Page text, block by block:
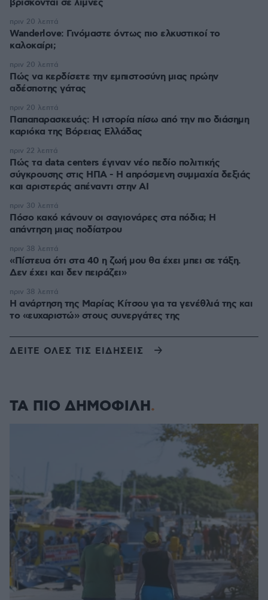
βρίσκονται σε λίμνες
Wanderlove: Γινόμαστε όντως πιο ελκυστικοί το
καλοκαίρι;
πριν 20 λεπτά
Πώς να κερδίσετε την εμπιστοσύνη μιας πρώην
αδέσποτης γάτας
πριν 20 λεπτά
Παπαπαρασκευάς: Η ιστορία πίσω από την πιο διάσημη
καριόκα της Βόρειας Ελλάδας
πριν 20 λεπτά
Πώς τα data centers έγιναν νέο πεδίο πολιτικής
σύγκρουσης στις ΗΠΑ - Η απρόσμενη συμμαχία δεξιάς
και αριστεράς απέναντι στην AI
πριν 22 λεπτά
Πόσο κακό κάνουν οι σαγιονάρες στα πόδια; Η
απάντηση μιας ποδίατρου
πριν 30 λεπτά
«Πίστευα ότι στα 40 η ζωή μου θα έχει μπει σε τάξη.
Δεν έχει και δεν πειράζει»
πριν 38 λεπτά
Η ανάρτηση της Μαρίας Κίτσου για τα γενέθλιά της και
το «ευχαριστώ» στους συνεργάτες της
πριν 38 λεπτά
ΔΕΙΤΕ ΟΛΕΣ ΤΙΣ ΕΙΔΗΣΕΙΣ
ΤΑ ΠΙΟ ΔΗΜΟΦΙΛΗ